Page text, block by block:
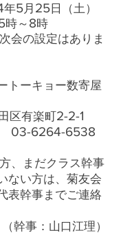
年5月 25日（土）
時～ 8時
次会の設定はありま
ーキョー数寄屋
区有楽町2-2-1
03-6264-6538
、まだクラス幹事
ない方は、菊友会
表幹事までご連絡
（幹事：山口江理）